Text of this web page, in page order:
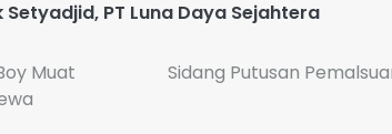
Setyadjid, PT Luna Daya Sejahtera
Muat
Sidang Putusan